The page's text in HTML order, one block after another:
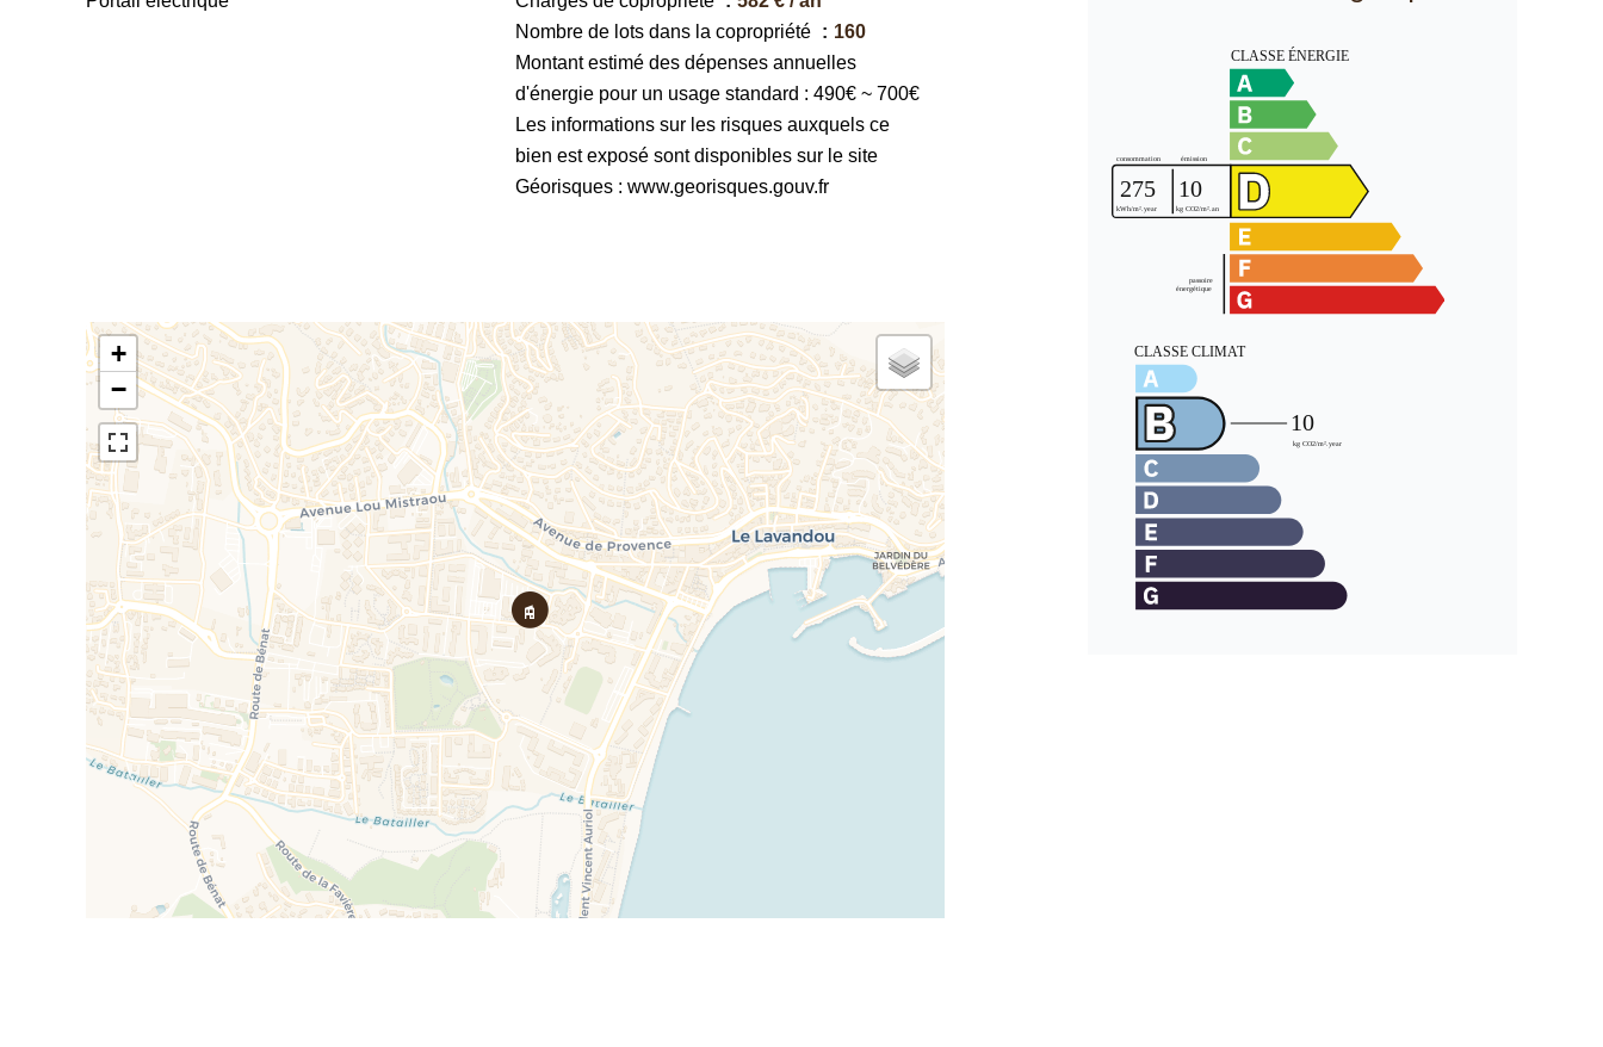
Nombre de lots dans la copropriété
160
Montant estimé des dépenses annuelles
d'énergie pour un usage standard : 490€ ~ 700€
Les informations sur les risques auxquels ce
bien est exposé sont disponibles sur le site
Géorisques : www.georisques.gouv.fr
+
−